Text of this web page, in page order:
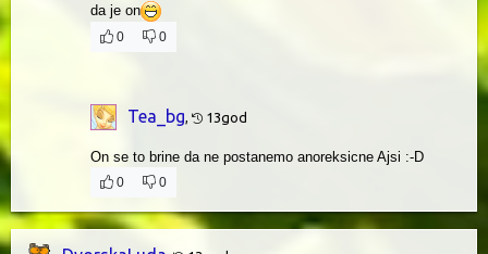
da je on
0 0
Tea_bg, 13god
On se to brine da ne postanemo anoreksicne Ajsi :-D
0 0